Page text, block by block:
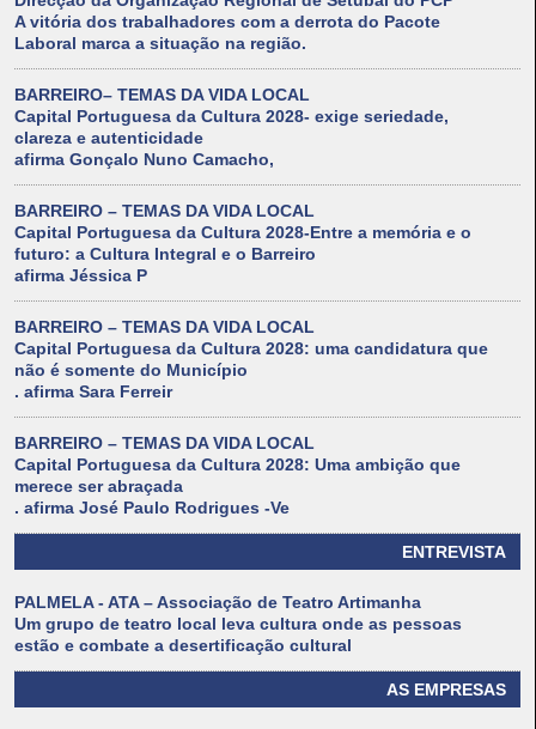
A vitória dos trabalhadores com a derrota do Pacote
Laboral marca a situação na região.
BARREIRO– TEMAS DA VIDA LOCAL
Capital Portuguesa da Cultura 2028- exige seriedade,
clareza e autenticidade
afirma Gonçalo Nuno Camacho,
BARREIRO – TEMAS DA VIDA LOCAL
Capital Portuguesa da Cultura 2028-Entre a memória e o
futuro: a Cultura Integral e o Barreiro
afirma Jéssica P
BARREIRO – TEMAS DA VIDA LOCAL
Capital Portuguesa da Cultura 2028: uma candidatura que
não é somente do Município
. afirma Sara Ferreir
BARREIRO – TEMAS DA VIDA LOCAL
Capital Portuguesa da Cultura 2028: Uma ambição que
merece ser abraçada
. afirma José Paulo Rodrigues -Ve
ENTREVISTA
PALMELA - ATA – Associação de Teatro Artimanha
Um grupo de teatro local leva cultura onde as pessoas
estão e combate a desertificação cultural
AS EMPRESAS